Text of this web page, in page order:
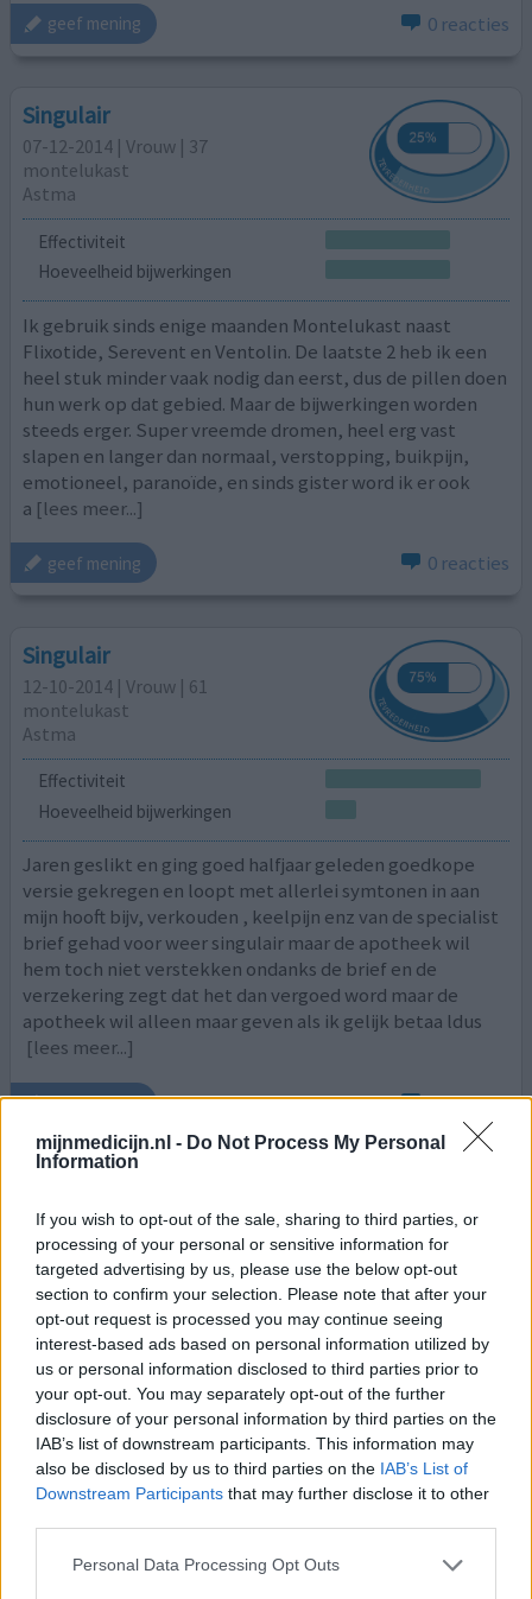
mijnmedicijn.nl - Do Not Process My Personal
Information
If you wish to opt-out of the sale, sharing to third parties, or
processing of your personal or sensitive information for
targeted advertising by us, please use the below opt-out
section to confirm your selection. Please note that after your
opt-out request is processed you may continue seeing
interest-based ads based on personal information utilized by
us or personal information disclosed to third parties prior to
your opt-out. You may separately opt-out of the further
disclosure of your personal information by third parties on the
IAB’s list of downstream participants. This information may
also be disclosed by us to third parties on the IAB’s List of
Downstream Participants that may further disclose it to other
Personal Data Processing Opt Outs
geef mening 0 reacties
Singulair
07-12-2014 | Vrouw | 37
montelukast
Astma
Effectiviteit
Hoeveelheid bijwerkingen
Ik gebruik sinds enige maanden Montelukast naast
Flixotide, Serevent en Ventolin. De laatste 2 heb ik een
heel stuk minder vaak nodig dan eerst, dus de pillen doen
hun werk op dat gebied. Maar de bijwerkingen worden
steeds erger. Super vreemde dromen, heel erg vast
slapen en langer dan normaal, verstopping, buikpijn,
emotioneel, paranoïde, en sinds gister word ik er ook
a [lees meer...]
geef mening 0 reacties
Singulair
12-10-2014 | Vrouw | 61
montelukast
Astma
Effectiviteit
Hoeveelheid bijwerkingen
Jaren geslikt en ging goed halfjaar geleden goedkope
versie gekregen en loopt met allerlei symtonen in aan
mijn hooft bijv, verkouden , keelpijn enz van de specialist
brief gehad voor weer singulair maar de apotheek wil
hem toch niet verstekken ondanks de brief en de
verzekering zegt dat het dan vergoed word maar de
apotheek wil alleen maar geven als ik gelijk betaa ldus
[lees meer...]
geef mening 0 reacties
30-09-2014 | Vrouw | 31
montelukast
Astma
Effectiviteit
Hoeveelheid bijwerkingen
Wie is er nog meer ongewenst overgestapt van Singulair
naar Montelukast? Hierdoor heb ik veel meer klachten.
Jaren naar tevredenheid Singulair gebruikt. Nu met
Montelukast weer veel benauwd. Maar Singulair wordt
niet meer vergoed. Wie heeft hier nog meer mee te
maken?